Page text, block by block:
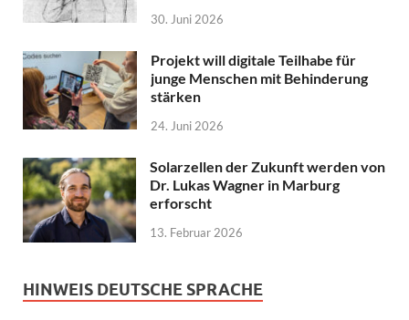
30. Juni 2026
Projekt will digitale Teilhabe für
junge Menschen mit Behinderung
stärken
24. Juni 2026
Solarzellen der Zukunft werden von
Dr. Lukas Wagner in Marburg
erforscht
13. Februar 2026
HINWEIS DEUTSCHE SPRACHE